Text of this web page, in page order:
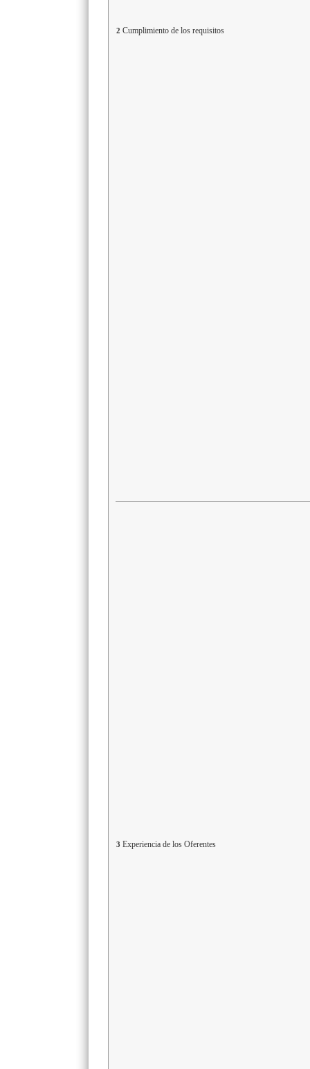
2 Cumplimiento de los requisitos
3 Experiencia de los Oferentes